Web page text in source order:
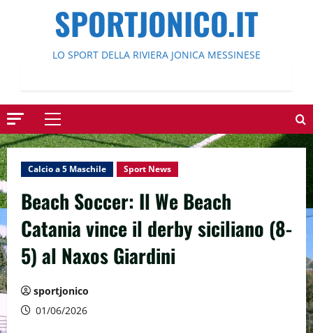
SPORTJONICO.IT
LO SPORT DELLA RIVIERA JONICA MESSINESE
Menu
principale
Calcio a 5 Maschile Sport News
Beach Soccer: Il We Beach
Catania vince il derby siciliano (8-
5) al Naxos Giardini
sportjonico
01/06/2026